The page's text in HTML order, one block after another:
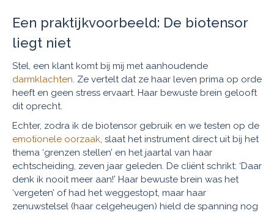
Een praktijkvoorbeeld: De biotensor
liegt niet
Stel, een klant komt bij mij met aanhoudende
darmklachten. Ze vertelt dat ze haar leven prima op orde
heeft en geen stress ervaart. Haar bewuste brein gelooft
dit oprecht.
Echter, zodra ik de biotensor gebruik en we testen op de
emotionele oorzaak, slaat het instrument direct uit bij het
thema ‘grenzen stellen’ en het jaartal van haar
echtscheiding, zeven jaar geleden. De cliënt schrikt: ‘Daar
denk ik nooit meer aan!’ Haar bewuste brein was het
‘vergeten’ of had het weggestopt, maar haar
zenuwstelsel (haar celgeheugen) hield de spanning nog